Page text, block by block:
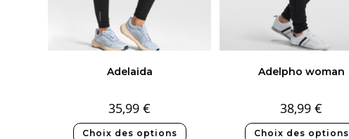
Adelaida
35,99 €
Choix des options
Adelpho woman
38,99 €
Choix des options